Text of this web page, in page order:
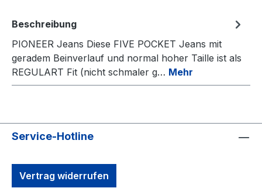
Beschreibung
PIONEER Jeans Diese FIVE POCKET Jeans mit
geradem Beinverlauf und normal hoher Taille ist als
REGULART Fit (nicht schmaler g… Mehr
Service-Hotline
Vertrag widerrufen